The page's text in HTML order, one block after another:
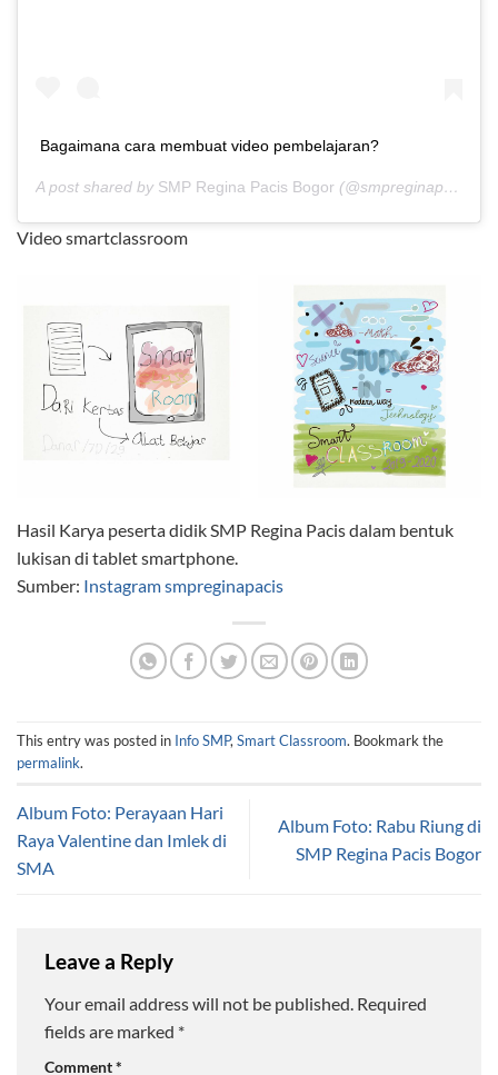
Bagaimana cara membuat video pembelajaran?
A post shared by SMP Regina Pacis Bogor (@smpreginapacis) on
Video smartclassroom
Hasil Karya peserta didik SMP Regina Pacis dalam bentuk
lukisan di tablet smartphone.
Sumber: Instagram smpreginapacis
This entry was posted in Info SMP, Smart Classroom. Bookmark the
permalink.
Album Foto: Perayaan Hari
Raya Valentine dan Imlek di
SMA
Album Foto: Rabu Riung di
SMP Regina Pacis Bogor
Leave a Reply
Your email address will not be published. Required
fields are marked *
Comment*